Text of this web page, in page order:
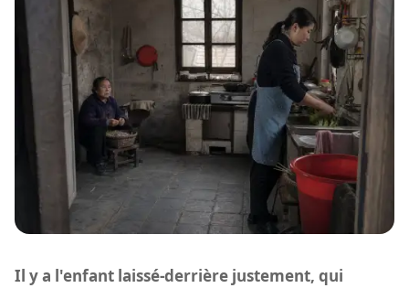
Il y a l'enfant laissé-derrière justement, qui